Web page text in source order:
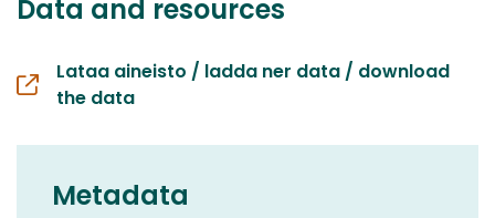
Data and resources
Lataa aineisto / ladda ner data / download
the data
Metadata